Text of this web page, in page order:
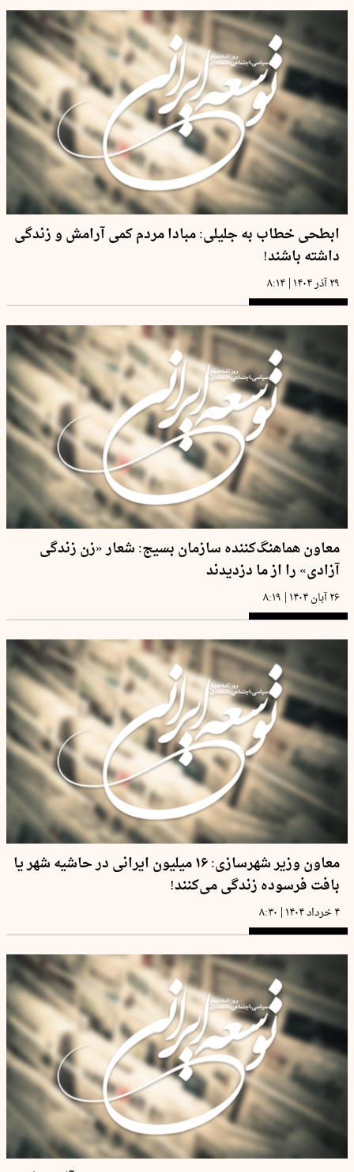
ابطحی خطاب به جلیلی: مبادا مردم کمی آرامش و زندگی
داشته باشند!
۲۹ آذر ۱۴۰۴ | ۸:۱۴
معاون هماهنگ‌کننده سازمان بسیج: شعار «زن زندگی
آزادی» را از ما دزدیدند
۲۶ آبان ۱۴۰۴ | ۸:۱۹
معاون وزیر شهرسازی: ۱۶ میلیون ایرانی در حاشیه شهر یا
بافت فرسوده زندگی می‌کنند!
۴ خرداد ۱۴۰۴ | ۸:۳۰